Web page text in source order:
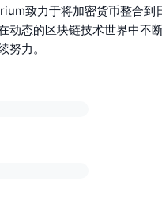
致力于将加密货币整合到
动态的区块链技术世界中不
努力。